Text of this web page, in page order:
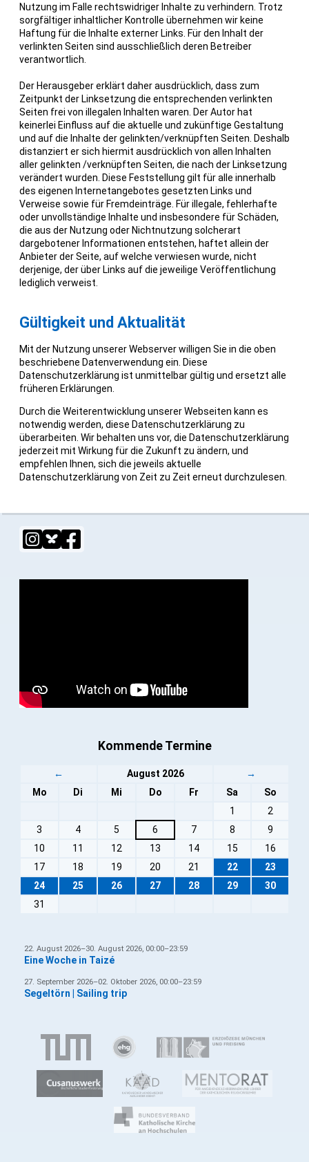
Nutzung im Falle rechtswidriger Inhalte zu verhindern. Trotz
sorgfältiger inhaltlicher Kontrolle übernehmen wir keine
Haftung für die Inhalte externer Links. Für den Inhalt der
verlinkten Seiten sind ausschließlich deren Betreiber
verantwortlich.
Der Herausgeber erklärt daher ausdrücklich, dass zum
Zeitpunkt der Linksetzung die entsprechenden verlinkten
Seiten frei von illegalen Inhalten waren. Der Autor hat
keinerlei Einfluss auf die aktuelle und zukünftige Gestaltung
und auf die Inhalte der gelinkten/verknüpften Seiten. Deshalb
distanziert er sich hiermit ausdrücklich von allen Inhalten
aller gelinkten /verknüpften Seiten, die nach der Linksetzung
verändert wurden. Diese Feststellung gilt für alle innerhalb
des eigenen Internetangebotes gesetzten Links und
Verweise sowie für Fremdeinträge. Für illegale, fehlerhafte
oder unvollständige Inhalte und insbesondere für Schäden,
die aus der Nutzung oder Nichtnutzung solcherart
dargebotener Informationen entstehen, haftet allein der
Anbieter der Seite, auf welche verwiesen wurde, nicht
derjenige, der über Links auf die jeweilige Veröffentlichung
lediglich verweist.
Gültigkeit und Aktualität
Mit der Nutzung unserer Webserver willigen Sie in die oben
beschriebene Datenverwendung ein. Diese
Datenschutzerklärung ist unmittelbar gültig und ersetzt alle
früheren Erklärungen.
Durch die Weiterentwicklung unserer Webseiten kann es
notwendig werden, diese Datenschutzerklärung zu
überarbeiten. Wir behalten uns vor, die Datenschutzerklärung
jederzeit mit Wirkung für die Zukunft zu ändern, und
empfehlen Ihnen, sich die jeweils aktuelle
Datenschutzerklärung von Zeit zu Zeit erneut durchzulesen.
Kommende Termine
← August 2026
→
Mo
Di Mi Do Fr Sa
So
1
2
3
4 5 6 7 8
9
10
11 12 13 14 15
16
17
18 19 20 21 22
23
24
25 26 27 28 29
30
31
22. August 2026–30. August 2026, 00:00–23:59
Eine Woche in Taizé
27. September 2026–02. Oktober 2026, 00:00–23:59
Segeltörn | Sailing trip